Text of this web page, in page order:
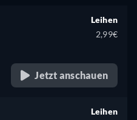
Leihen
2,99€
Jetzt anschauen
Leihen